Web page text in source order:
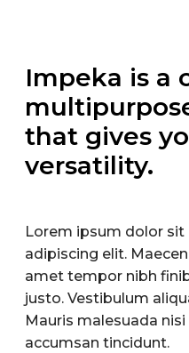
Impeka is a
that gives
versatility.
Lorem ipsum dolor
adipiscing elit.
amet tempor nibh
justo. Vestibulum
Mauris malesuada
accumsan tincidunt.